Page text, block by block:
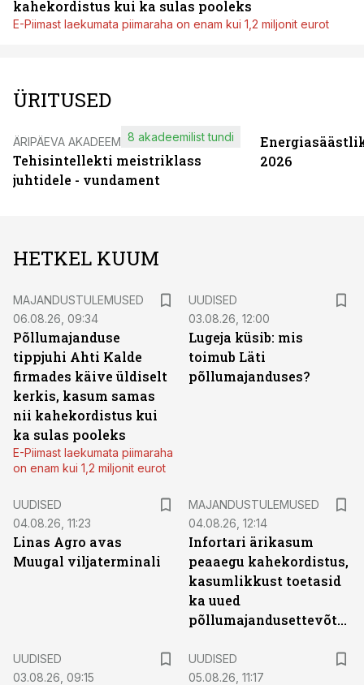
kahekordistus kui ka sulas pooleks
E-Piimast laekumata piimaraha on enam kui 1,2 miljonit eurot
ÜRITUSED
ÄRIPÄEVA AKADEEMIA
Tehisintellekti meistriklass
juhtidele - vundament
8 akadeemilist tundi
2026
HETKEL KUUM
MAJANDUSTULEMUSED
06.08.26, 09:34
Põllumajanduse
tippjuhi Ahti Kalde
firmades käive üldiselt
kerkis, kasum samas
nii kahekordistus kui
ka sulas pooleks
E-Piimast laekumata piimaraha
on enam kui 1,2 miljonit eurot
UUDISED
03.08.26, 12:00
Lugeja küsib: mis
toimub Läti
põllumajanduses?
UUDISED
04.08.26, 11:23
Linas Agro avas
Muugal viljaterminali
MAJANDUSTULEMUSED
04.08.26, 12:14
Infortari ärikasum
peaaegu kahekordistus,
kasumlikkust toetasid
ka uued
põllumajandusettevõtted
UUDISED
03.08.26, 09:15
UUDISED
05.08.26, 11:17